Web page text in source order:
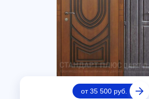
от 35 500 руб.